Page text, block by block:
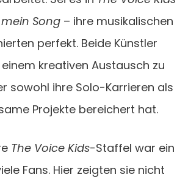
Song – ihre musikalischen
perfekt. Beide Künstler
kreativen Austausch zu
sowohl ihre Solo-Karrieren als
Projekte bereichert hat.
The Voice Kids-Staffel war ein
Fans. Hier zeigten sie nicht